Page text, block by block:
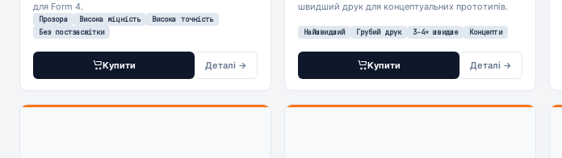
для Form 4.
Прозора Висока міцність
Висока точність
Без постзасвітки
Купити Деталі →
швидший друк для концептуальних прототипів.
Найшвидший Грубий друк 3-4× швидше Концепти
Купити Деталі →